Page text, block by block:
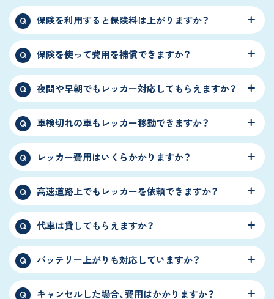
Q 保険を利用すると保険料は上がりますか？
Q 保険を使って費用を補償できますか？
Q 夜間や早朝でもレッカー対応してもらえますか？
Q 車検切れの車もレッカー移動できますか？
Q レッカー費用はいくらかかりますか？
Q 高速道路上でもレッカーを依頼できますか？
Q 代車は貸してもらえますか？
Q バッテリー上がりも対応していますか？
Q キャンセルした場合、費用はかかりますか？